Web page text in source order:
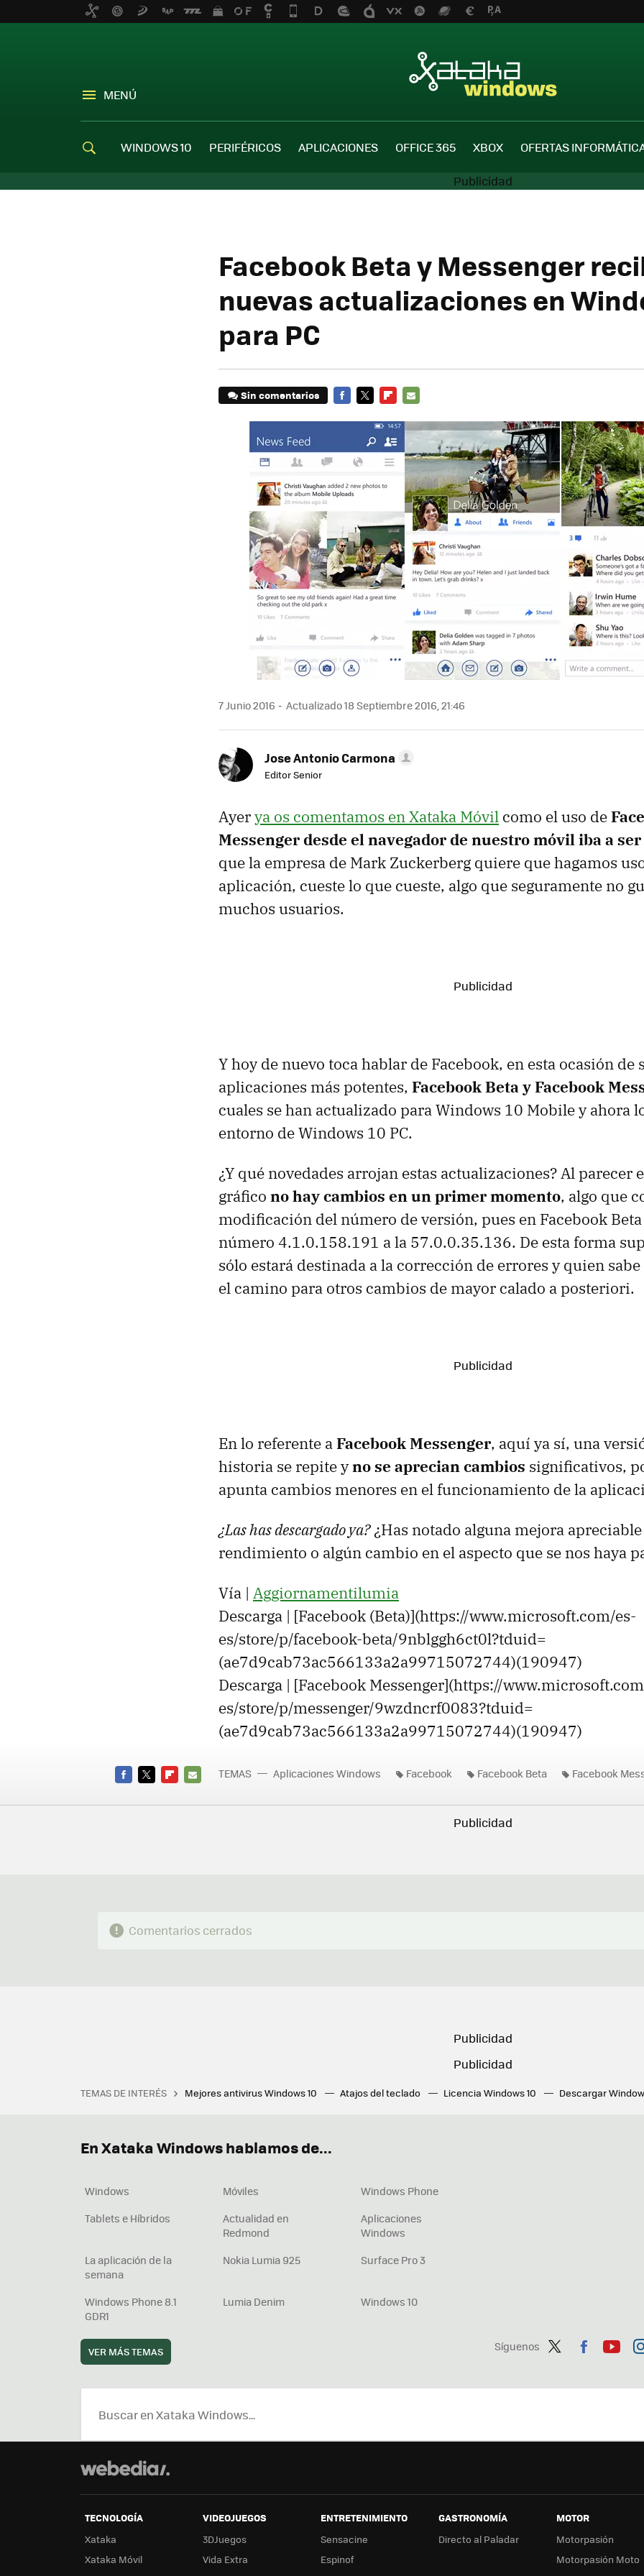
MENÚ
WINDOWS 10 PERIFÉRICOS APLICACIONES OFFICE 365 XBOX OFERTAS
Facebook Beta y Messenger
nuevas actualizaciones en
para PC
Sin comentarios
MAIL
7 Junio 2016 Actualizado 18 Septiembre 2016, 21:46
Jose Antonio Carmona
Editor Senior
Ayerya os comentamos en Xataka Móvil como el uso de
Messenger desde el navegador de nuestro móvil iba a
que la empresa de Mark Zuckerberg quiere que hagamos
aplicación, cueste lo que cueste, algo que seguramente no
muchos usuarios.
Y hoy de nuevo toca hablar de Facebook, en esta ocasión de
aplicaciones más potentes, Facebook Beta y Facebook
cuales se han actualizado para Windows 10 Mobile y ahora
entorno de Windows 10 PC.
¿Y qué novedades arrojan estas actualizaciones? Al parecer
gráfico no hay cambios en un primer momento, algo que
modificación del número de versión, pues en Facebook
número 4.1.0.158.191 a la 57.0.0.35.136. De esta forma
sólo estará destinada a la corrección de errores y quien
el camino para otros cambios de mayor calado a posteriori.
En lo referente aFacebook Messenger, aquí ya sí, una
historia se repite yno se aprecian cambios significativos,
apunta cambios menores en el funcionamiento de la
¿Las has descargado ya?¿Has notado alguna mejora
rendimiento o algún cambio en el aspecto que se nos haya
Vía | Aggiornamentilumia
Descarga | [Facebook (Beta)](https://www.microsoft.com/es-
es/store/p/facebook-beta/9nblggh6ct0l?tduid=
(ae7d9cab73ac566133a2a99715072744)(190947)
Descarga | [Facebook Messenger](https://
es/store/p/messenger/9wzdncrf0083?tduid=
(ae7d9cab73ac566133a2a99715072744)(190947)
MAIL
TEMAS Aplicaciones Windows Facebook Facebook Beta Facebook
Comentarios cerrados
TEMAS DE INTERÉS Mejores antivirus Windows 10 Atajos del teclado Licencia Windows 10 Descargar
Síguenos
ter
ebo tub
En Xataka Windows hablamos de...
Windows Móviles
Windows Phone
Tablets e Híbridos
Actualidad en
Redmond
Aplicaciones
Windows
La aplicación de la
semana
Nokia Lumia 925 Surface Pro 3
Windows Phone 8.1
GDR1
Lumia Denim Windows 10
VER MÁS TEMAS
TECNOLOGÍA
Xataka
Xataka Móvil
VIDEOJUEGOS
3DJuegos
Vida Extra
ENTRETENIMIENTO
Sensacine
Espinof
GASTRONOMÍA
Directo al Paladar
MOTOR
Motorpasión
Motorpasión Moto